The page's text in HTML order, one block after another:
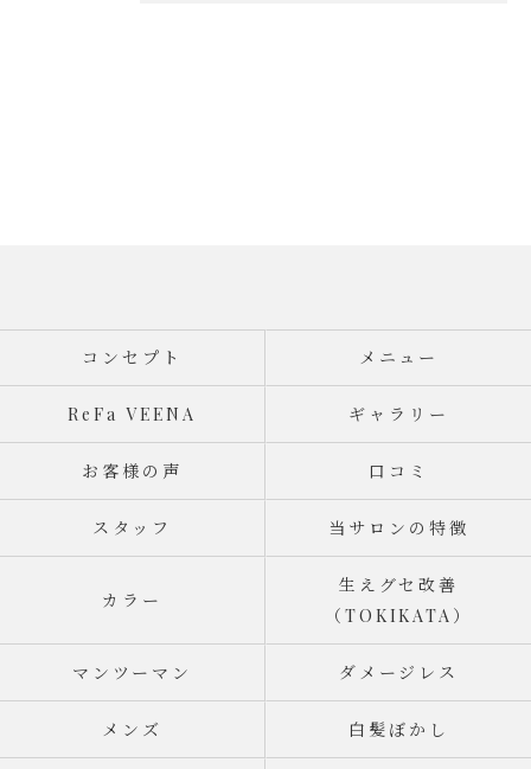
コンセプト メニュー
ReFa VEENA ギャラリー
お客様の声 口コミ
スタッフ 当サロンの特徴
カラー
生えグセ改善
（TOKIKATA）
マンツーマン ダメージレス
メンズ 白髪ぼかし